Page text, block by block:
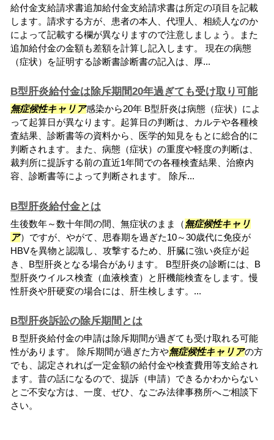
給付金支給請求書追加給付金支給請求書は所定の項目を記載
します。請求する方が、患者の本人、代理人、相続人なのか
によって記載する欄が異なりますので注意しましょう。また
追加給付金の金額も差額を計算し記入します。 現在の病態
（症状）を証明する診断書診断書の記入は、厚...
B型肝炎給付金は除斥期間20年過ぎても受け取り可能
無症候性キャリア感染から20年 B型肝炎は病態（症状）によ
って起算日が異なります。起算日の判断は、カルテや各種検
査結果、診断書等の資料から、医学的知見をもとに総合的に
判断されます。また、病態（症状）の重度や軽度の判断は、
裁判所に提訴する前の直近1年間での各種検査結果、治療内
容、診断書等によって判断されます。 除斥...
B型肝炎給付金とは
生後数年～数十年間の間、無症状のまま（無症候性キャリ
ア）ですが、やがて、思春期を過ぎた10～30歳代に免疫が
HBVを異物と認識し、攻撃するため、肝臓に強い炎症が起
き、B型肝炎となる場合があります。 B型肝炎の診断には、B
型肝炎ウイルス検査（血液検査）と肝機能検査をします。慢
性肝炎や肝硬変の場合には、肝生検します。...
B型肝炎訴訟の除斥期間とは
Ｂ型肝炎給付金の申請は除斥期間が過ぎても受け取れる可能
性があります。 除斥期間が過ぎた方や無症候性キャリアの方
でも、認定されれば一定金額の給付金や検査費用等支給され
ます。昔の話になるので、提訴（申請）できるかわからない
とご不安な方は、一度、ぜひ、なごみ法律事務所へご相談下
さい。